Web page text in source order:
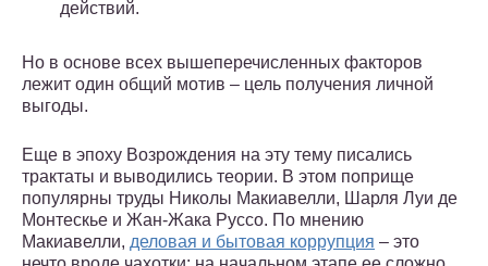
действий.
Но в основе всех вышеперечисленных факторов
лежит один общий мотив – цель получения личной
выгоды.
Еще в эпоху Возрождения на эту тему писались
трактаты и выводились теории. В этом поприще
популярны труды Николы Макиавелли, Шарля Луи де
Монтескье и Жан-Жака Руссо. По мнению
Макиавелли, деловая и бытовая коррупция – это